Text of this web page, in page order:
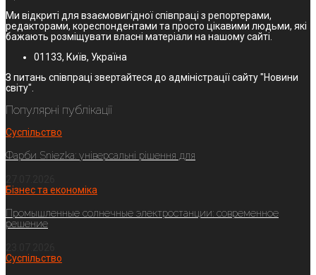
Ми відкриті для взаємовигідної співпраці з репортерами,
редакторами, кореспондентами та просто цікавими людьми, які
бажають розміщувати власні матеріали на нашому сайті.
01133, Київ, Україна
З питань співпраці звертайтеся до адміністрації сайту "Новини
світу".
Популярні публікації
Суспільство
Фарби Sniezka: універсальні рішення для
Бізнес та економіка
Промышленные солнечные электростанции: современное
решение
Суспільство